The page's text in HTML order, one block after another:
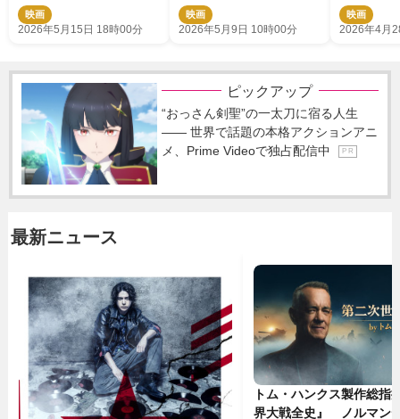
じみ出るキャラポス＆映像
解禁
映画
2026年5月15日 18時00分
となる警察官を好演
映画
2026年5月9日 10時00分
す」
映画
2026年4月
ピックアップ
“おっさん剣聖”の一太刀に宿る人生
―― 世界で話題の本格アクションアニ
メ、Prime Videoで独占配信中
P R
最新ニュース
トム・ハンクス製作総指
界大戦全史』 ノルマン